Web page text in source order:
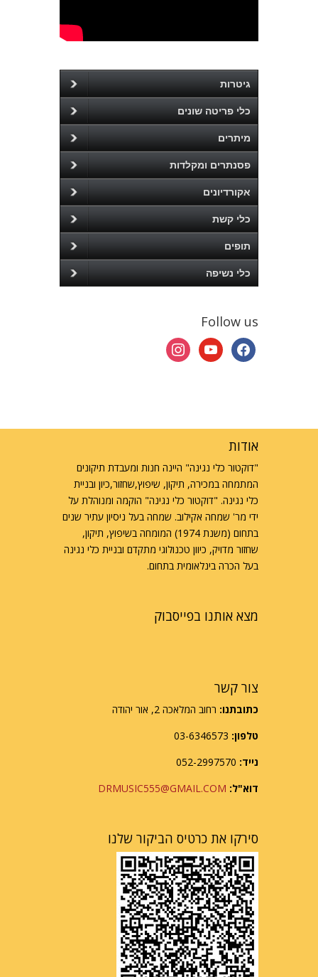
גיטרות
כלי פריטה שונים
מיתרים
פסנתרים ומקלדות
אקורדיונים
כלי קשת
תופים
כלי נשיפה
Follow us
facebook
youtube
instagram
אודות
"דוקטור כלי נגינה" היינה חנות ומעבדת תיקונים
המתמחה במכירה, תיקון, שיפוץ,שחזור,כיון ובניית
כלי נגינה. "דוקטור כלי נגינה" הוקמה ומנוהלת על
ידי מר' שמחה אקילוב. שמחה בעל ניסיון עתיר שנים
בתחום (משנת 1974) המומחה בשיפוץ, תיקון,
שחזור מדויק, כיוון טכנולוגי מתקדם ובניית כלי נגינה
בעל הכרה בינלאומית בתחום.
מצא אותנו בפייסבוק
צור קשר
כתובתנו: רחוב המלאכה 2, אור יהודה
טלפון:
נייד:
דוא"ל: DRMUSIC555@GMAIL.COM
סירקו את כרטיס הביקור שלנו